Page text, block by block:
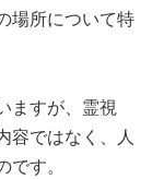
場所について特
ますが、霊視
容ではなく、人
です。